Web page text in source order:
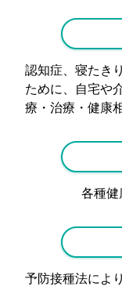
認知症、寝たき
ために、自宅や
療・治療・健康
各種健
予防接種法によ